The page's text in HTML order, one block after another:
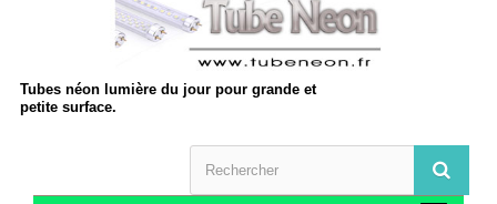
Tubes néon lumière du jour pour grande et
petite surface.